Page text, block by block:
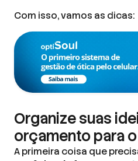
Com isso, vamos as dicas:
Organize suas
orçamento para
A primeira coisa que